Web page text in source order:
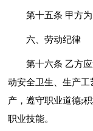
第十五条 甲方
六、劳动纪律
第十六条 乙方
动安全卫生、生产
产，遵守职业道德;
职业技能。